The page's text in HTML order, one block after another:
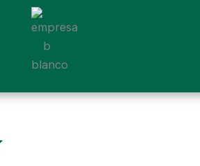
Linea Meta mate